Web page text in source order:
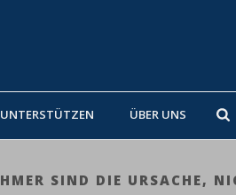
UNTERSTÜTZEN ÜBER UNS
SIND DIE URSACHE,